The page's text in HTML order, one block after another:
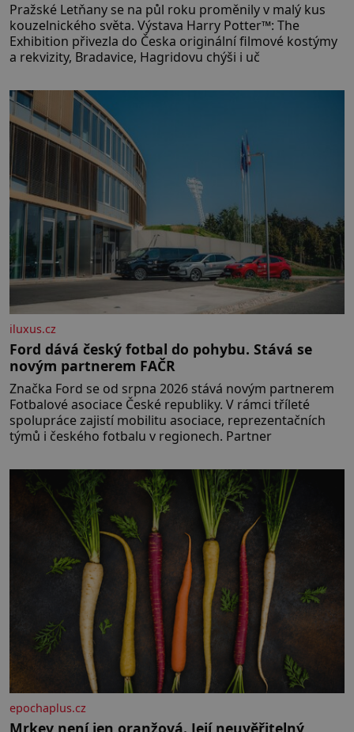
Pražské Letňany se na půl roku proměnily v malý kus
kouzelnického světa. Výstava Harry Potter™: The
Exhibition přivezla do Česka originální filmové kostýmy
a rekvizity, Bradavice, Hagridovu chýši i uč
iluxus.cz
Ford dává český fotbal do pohybu. Stává se
novým partnerem FAČR
Značka Ford se od srpna 2026 stává novým partnerem
Fotbalové asociace České republiky. V rámci tříleté
spolupráce zajistí mobilitu asociace, reprezentačních
týmů i českého fotbalu v regionech. Partner
epochaplus.cz
Mrkev není jen oranžová. Její neuvěřitelný